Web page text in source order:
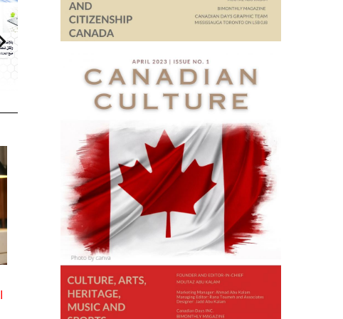
العمل التطوعي في كندا بين الفضيلة
في الغرب بين شاكر
معتز أبوكلام/أيام كندية